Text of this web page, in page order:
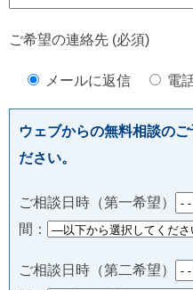
ご希望の連絡先 (必須)
メールに返信 電
ウェブからの無料相談の
ださい。
ご相談日時（第一希望）
間：
ご相談日時（第二希望）